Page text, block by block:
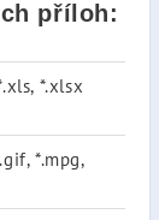
příloh:
*.xlsx
*.mpg,